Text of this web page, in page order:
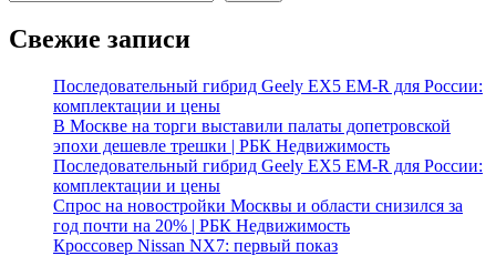
Свежие записи
Последовательный гибрид Geely EX5 EM-R для России:
комплектации и цены
В Москве на торги выставили палаты допетровской
эпохи дешевле трешки | РБК Недвижимость
Последовательный гибрид Geely EX5 EM-R для России:
комплектации и цены
Спрос на новостройки Москвы и области снизился за
год почти на 20% | РБК Недвижимость
Кроссовер Nissan NX7: первый показ